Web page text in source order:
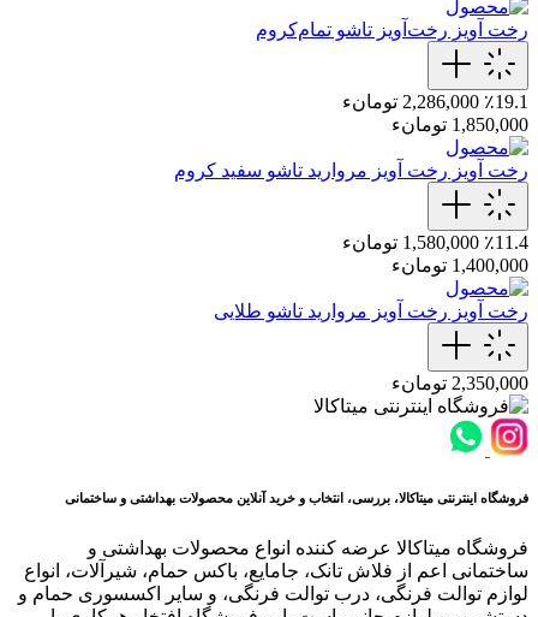
رخت آویز رخت‌آویز تاشو تمام‌کروم
٪19.1 2,286,000 تومانء
1,850,000 تومانء
رخت آویز رخت‌ آویز مروارید تاشو سفید‌ کروم
٪11.4 1,580,000 تومانء
1,400,000 تومانء
رخت آویز رخت‌ آویز مروارید تاشو طلایی
2,350,000 تومانء
فروشگاه اینترنتی میتاکالا، بررسی، انتخاب و خرید آنلاین محصولات بهداشتی و ساختمانی
فروشگاه میتاکالا عرضه کننده انواع محصولات بهداشتی و
ساختمانی اعم از فلاش تانک، جامایع، باکس حمام، شیرآلات، انواع
لوازم توالت فرنگی، درب توالت فرنگی، و سایر اکسسوری حمام و